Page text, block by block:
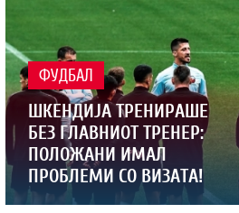
ФУДБАЛ
ШКЕНДИЈА ТРЕНИРАШЕ
БЕЗ ГЛАВНИОТ ТРЕНЕР:
ПОЛОЖАНИ ИМАЛ
ПРОБЛЕМИ СО ВИЗАТА!